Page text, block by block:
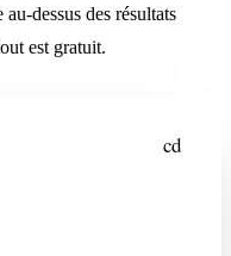
dessus des résultats
est gratuit.
cd